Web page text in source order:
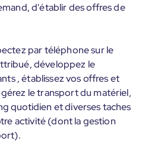
d'établir des offres de
par téléphone sur le
développez le
, établissez vos offres et
le transport du matériel,
quotidien et diverses taches
activité (dont la gestion